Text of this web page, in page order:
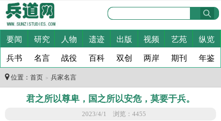
要闻 研究 人物 遗迹 出版 视频 艺苑 纵览
兵书 名言 战役 百科 双创 两岸 期刊 年鉴
位置： 首页 ＞ 兵家名言
君之所以尊卑，国之所以安危，莫要于兵。
2023/4/1 浏览：4455